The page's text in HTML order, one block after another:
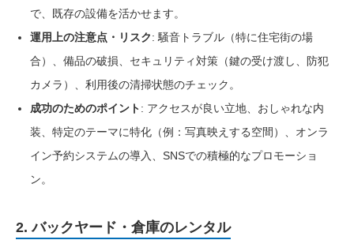
で、既存の設備を活かせます。
運用上の注意点・リスク: 騒音トラブル（特に住宅街の場
合）、備品の破損、セキュリティ対策（鍵の受け渡し、防犯
カメラ）、利用後の清掃状態のチェック。
成功のためのポイント: アクセスが良い立地、おしゃれな内
装、特定のテーマに特化（例：写真映えする空間）、オンラ
イン予約システムの導入、SNSでの積極的なプロモーショ
ン。
2. バックヤード・倉庫のレンタル